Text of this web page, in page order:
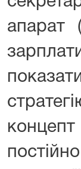
апарат